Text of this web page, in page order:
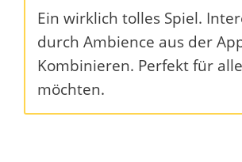
Ein wirklich tolles Spiel.
durch Ambience aus der
Kombinieren. Perfekt für
möchten.